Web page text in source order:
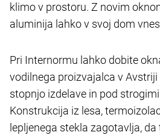
klimo v prostoru. Z novim
aluminija lahko v svoj dom
Pri Internormu lahko dobite
vodilnega proizvajalca v
stopnjo izdelave in pod
Konstrukcija iz lesa,
lepljenega stekla zagotavlja,